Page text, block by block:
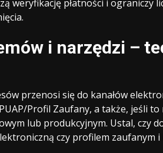
weryfikację płatności i ograniczy
i narzędzi –
przenosi się do kanałów
Profil Zaufany, a także, jeśli
lub produkcyjnym. Ustal, czy
czy profilem zaufanym